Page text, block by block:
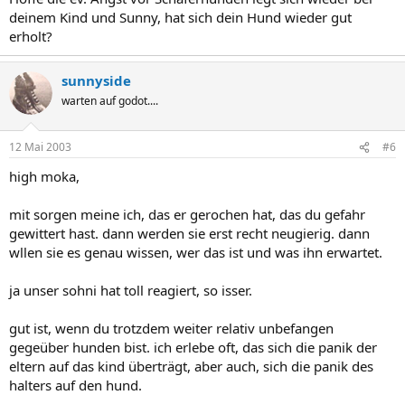
deinem Kind und Sunny, hat sich dein Hund wieder gut
erholt?
sunnyside
warten auf godot....
12 Mai 2003 #6
high moka,
mit sorgen meine ich, das er gerochen hat, das du gefahr
gewittert hast. dann werden sie erst recht neugierig. dann
wllen sie es genau wissen, wer das ist und was ihn erwartet.
ja unser sohni hat toll reagiert, so isser.
gut ist, wenn du trotzdem weiter relativ unbefangen
gegeüber hunden bist. ich erlebe oft, das sich die panik der
eltern auf das kind überträgt, aber auch, sich die panik des
halters auf den hund.